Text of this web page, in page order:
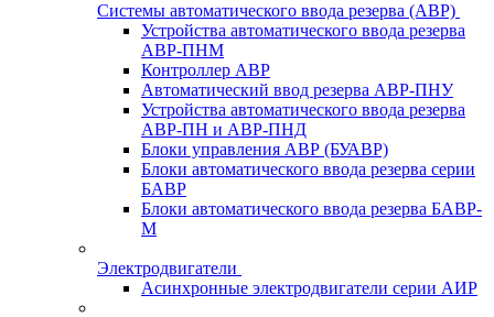
Системы автоматического ввода резерва (АВР)
Устройства автоматического ввода резерва
АВР-ПНМ
Контроллер АВР
Автоматический ввод резерва АВР-ПНУ
Устройства автоматического ввода резерва
АВР-ПН и АВР-ПНД
Блоки управления АВР (БУАВР)
Блоки автоматического ввода резерва серии
БАВР
Блоки автоматического ввода резерва БАВР-
М
Электродвигатели
Асинхронные электродвигатели серии АИР